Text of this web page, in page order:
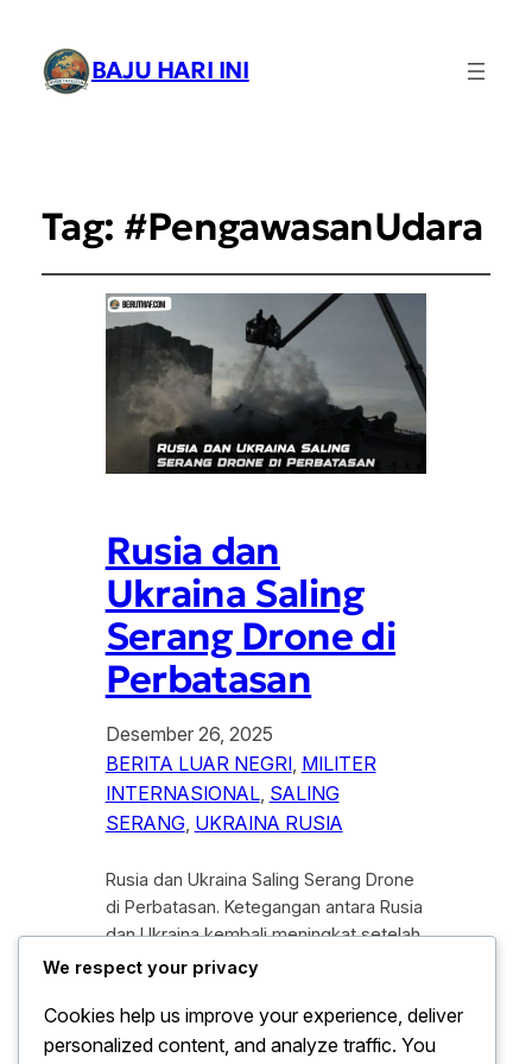
BAJU HARI INI
Tag: #PengawasanUdara
Rusia dan
Ukraina Saling
Serang Drone di
Perbatasan
Desember 26, 2025
BERITA LUAR NEGRI, MILITER
INTERNASIONAL, SALING
SERANG, UKRAINA RUSIA
Rusia dan Ukraina Saling Serang Drone
di Perbatasan. Ketegangan antara Rusia
dan Ukraina kembali meningkat setelah
kedua negara saling melancarkan
Insiden ini menandai eskalasi terbaru
dalam konflik berkepanjangan yang
We respect your privacy
Cookies help us improve your experience, deliver
personalized content, and analyze traffic. You